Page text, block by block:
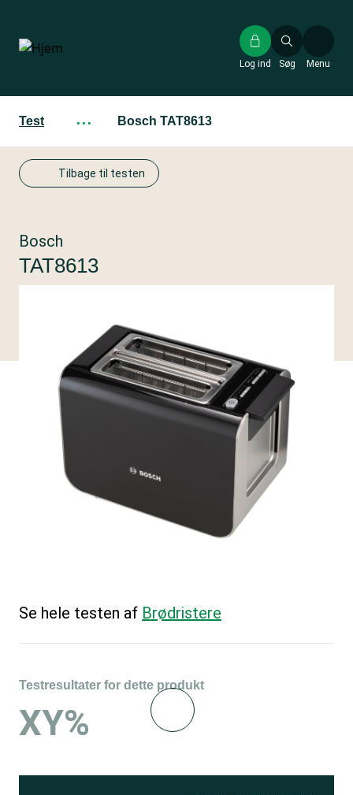
hovedindhold
Søg
Log ind Menu
Test ··· Bosch TAT8613
Tilbage til testen
Bosch
TAT8613
Se hele testen af Brødristere
Testresultater for dette produkt
XY%